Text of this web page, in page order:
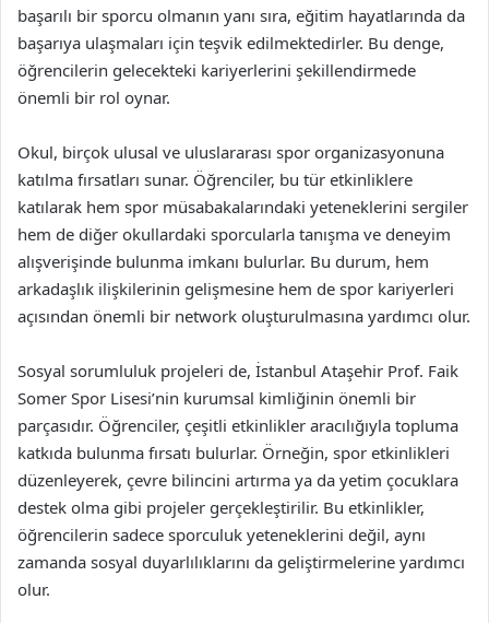
başarılı bir sporcu olmanın yanı sıra, eğitim hayatlarında da
başarıya ulaşmaları için teşvik edilmektedirler. Bu denge,
öğrencilerin gelecekteki kariyerlerini şekillendirmede
önemli bir rol oynar.
Okul, birçok ulusal ve uluslararası spor organizasyonuna
katılma fırsatları sunar. Öğrenciler, bu tür etkinliklere
katılarak hem spor müsabakalarındaki yeteneklerini sergiler
hem de diğer okullardaki sporcularla tanışma ve deneyim
alışverişinde bulunma imkanı bulurlar. Bu durum, hem
arkadaşlık ilişkilerinin gelişmesine hem de spor kariyerleri
açısından önemli bir network oluşturulmasına yardımcı olur.
Sosyal sorumluluk projeleri de, İstanbul Ataşehir Prof. Faik
Somer Spor Lisesi’nin kurumsal kimliğinin önemli bir
parçasıdır. Öğrenciler, çeşitli etkinlikler aracılığıyla topluma
katkıda bulunma fırsatı bulurlar. Örneğin, spor etkinlikleri
düzenleyerek, çevre bilincini artırma ya da yetim çocuklara
destek olma gibi projeler gerçekleştirilir. Bu etkinlikler,
öğrencilerin sadece sporculuk yeteneklerini değil, aynı
zamanda sosyal duyarlılıklarını da geliştirmelerine yardımcı
olur.